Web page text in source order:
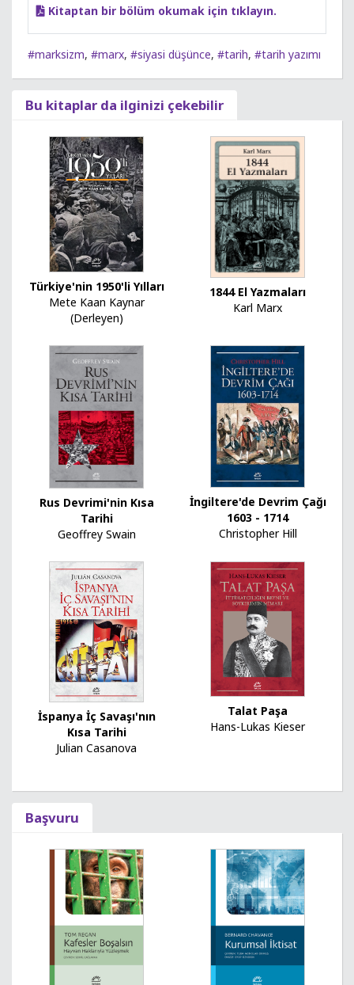
Kitaptan bir bölüm okumak için tıklayın.
#marksizm, #marx, #siyasi düşünce, #tarih, #tarih yazımı
Bu kitaplar da ilginizi çekebilir
Türkiye'nin 1950'li Yılları
Mete Kaan Kaynar
(Derleyen)
1844 El Yazmaları
Karl Marx
Rus Devrimi'nin Kısa
Tarihi
Geoffrey Swain
İngiltere'de Devrim Çağı
1603 - 1714
Christopher Hill
İspanya İç Savaşı'nın
Kısa Tarihi
Julian Casanova
Talat Paşa
Hans-Lukas Kieser
Başvuru